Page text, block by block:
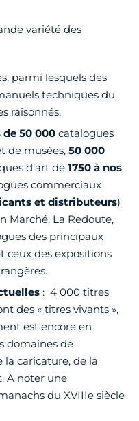
variété des
parmi lesquels des
techniques du
raisonnés.
de 50 000 catalogues
de musées, 50 000
d’art de 1750 à nos
commerciaux
et distributeurs)
Marché, La Redoute,
des principaux
ceux des expositions
: 4 000 titres
des « titres vivants »,
est encore en
domaines de
la caricature, de la
A noter une
du XVIIIe siècle